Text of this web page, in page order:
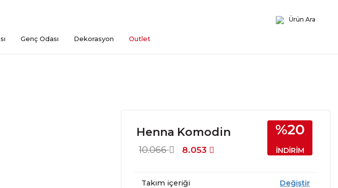
Ürün Ara
Genç Odası Dekorasyon Outlet
Henna Komodin
10.066 8.053 İNDİRİM
%20
Takım içeriği Değiştir